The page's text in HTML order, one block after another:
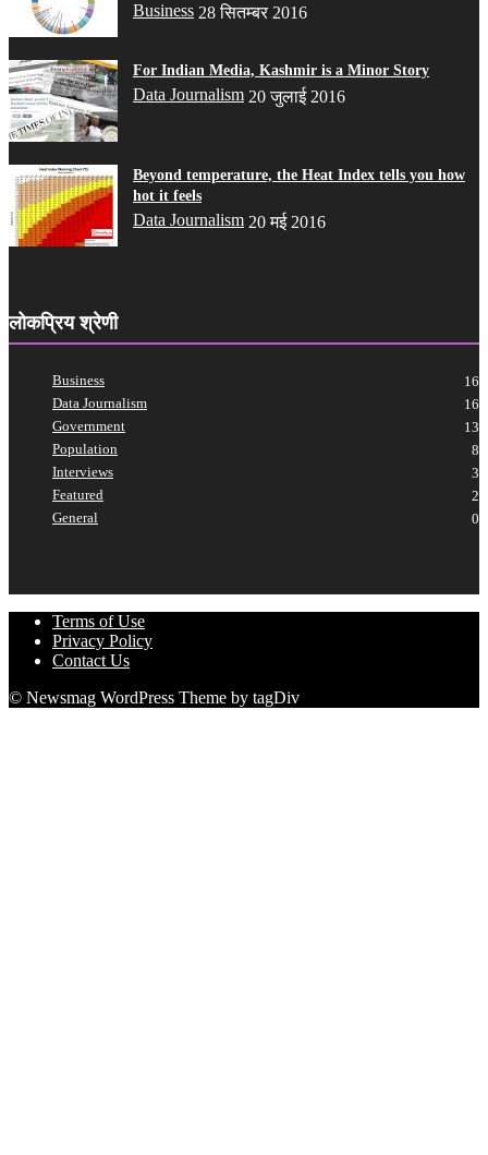
Business 28 सितम्बर 2016
For Indian Media, Kashmir is a Minor Story
Data Journalism 20 जुलाई 2016
Beyond temperature, the Heat Index tells you how
hot it feels
Data Journalism 20 मई 2016
लोकप्रिय श्रेणी
Business
16
Data Journalism
16
Government
13
Population
8
Interviews
3
Featured
2
General
0
Terms of Use
Privacy Policy
Contact Us
© Newsmag WordPress Theme by tagDiv